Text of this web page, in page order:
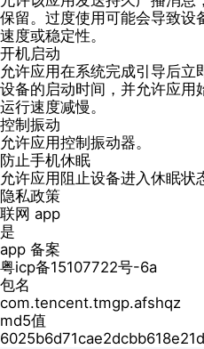
保留。过度使用可能会导致设
速度或稳定性。
开机启动
允许应用在系统完成引导后立
设备的启动时间，并允许应用
运行速度减慢。
控制振动
允许应用控制振动器。
防止手机休眠
允许应用阻止设备进入休眠状
隐私政策
联网 app
是
app 备案
粤icp备15107722号-6a
包名
com.tencent.tmgp.afshqz
md5值